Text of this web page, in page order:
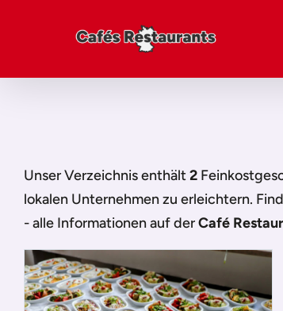
Unser Verzeichnis enthält2
lokalen Unternehmen zu erleichtern.
- alle Informationen auf derCafé